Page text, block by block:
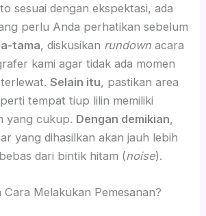
sesuai dengan ekspektasi, ada
perlu Anda perhatikan sebelum
tama, diskusikan rundownacara
kami agar tidak ada momen
Selain itu, pastikan area
tempat tiup lilin memiliki
yang cukup. Dengan demikian,
yang dihasilkan akan jauh lebih
dari bintik hitam (noise).
Cara Melakukan Pemesanan?